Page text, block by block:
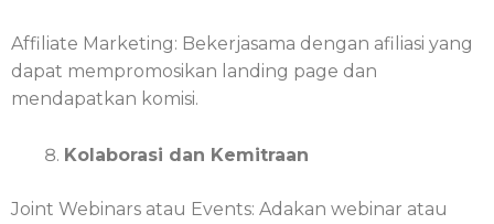
Affiliate Marketing: Bekerjasama dengan afiliasi yang
dapat mempromosikan landing page dan
mendapatkan komisi.
Kolaborasi dan Kemitraan
Joint Webinars atau Events: Adakan webinar atau